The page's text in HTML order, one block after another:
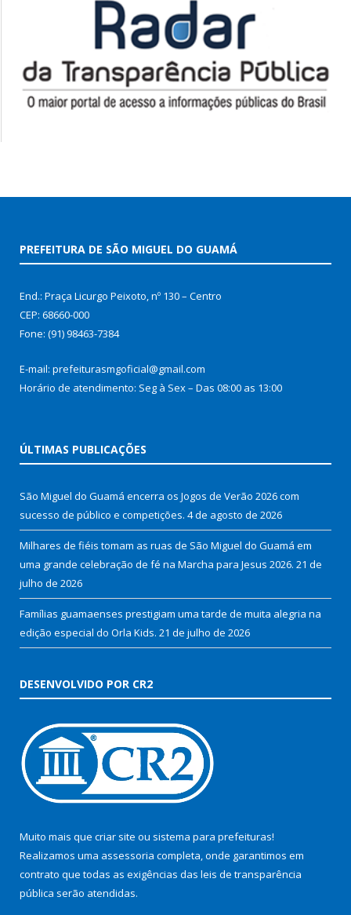
PREFEITURA DE SÃO MIGUEL DO GUAMÁ
End.: Praça Licurgo Peixoto, nº 130 – Centro
CEP: 68660-000
Fone: (91) 98463-7384
E-mail: prefeiturasmgoficial@gmail.com
Horário de atendimento: Seg à Sex – Das 08:00 as 13:00
ÚLTIMAS PUBLICAÇÕES
São Miguel do Guamá encerra os Jogos de Verão 2026 com
sucesso de público e competições. 4 de agosto de 2026
Milhares de fiéis tomam as ruas de São Miguel do Guamá em
uma grande celebração de fé na Marcha para Jesus 2026. 21 de
julho de 2026
Famílias guamaenses prestigiam uma tarde de muita alegria na
edição especial do Orla Kids. 21 de julho de 2026
DESENVOLVIDO POR CR2
Muito mais que criar site ou sistema para prefeituras!
Realizamos uma assessoria completa, onde garantimos em
contrato que todas as exigências das leis de transparência
pública serão atendidas.